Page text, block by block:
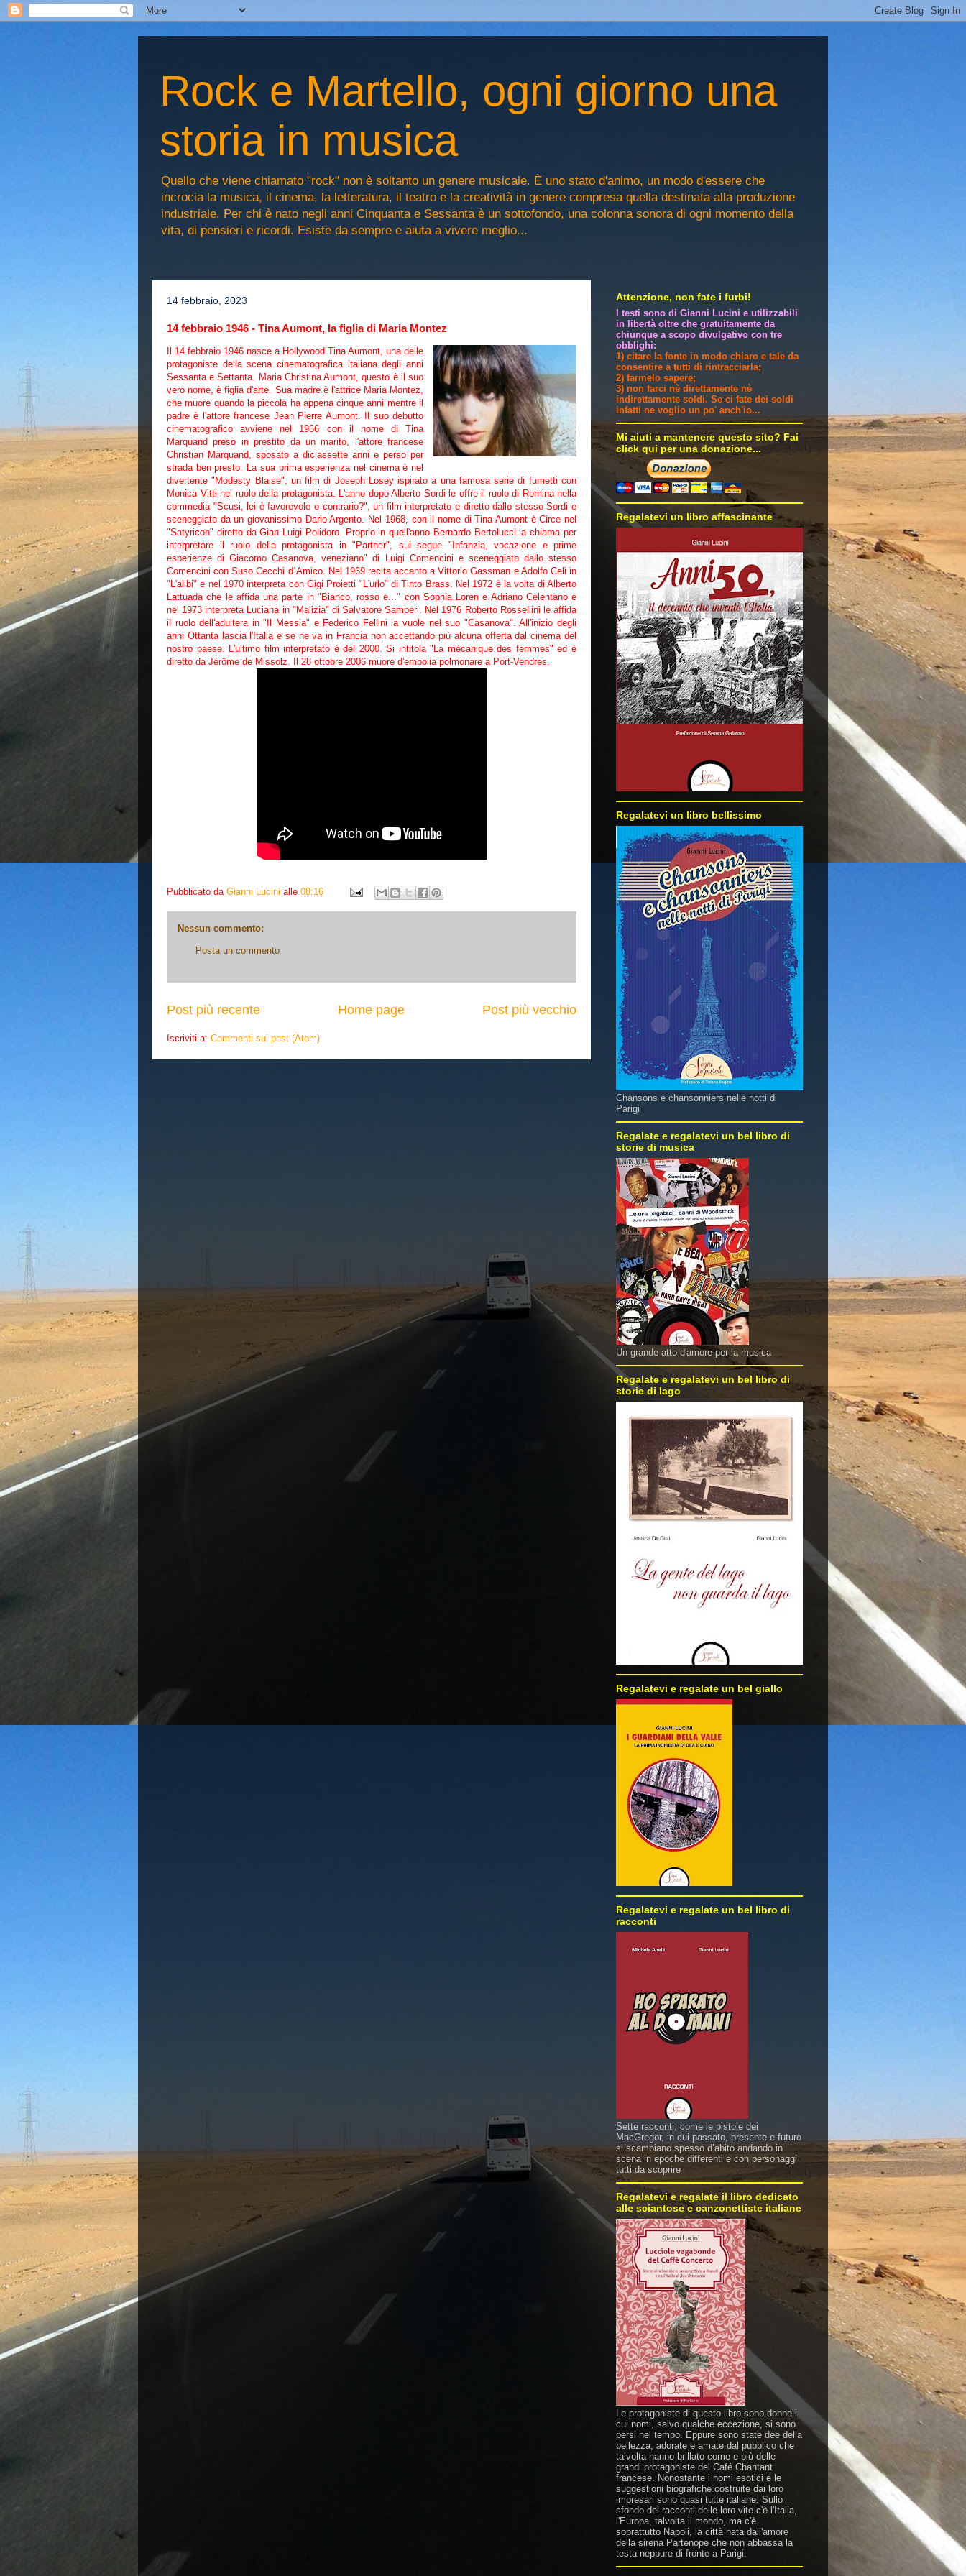
Rock e Martello, ogni giorno una
storia in musica
Quello che viene chiamato "rock" non è soltanto un genere musicale. È uno stato d'animo, un modo d'essere che
incrocia la musica, il cinema, la letteratura, il teatro e la creatività in genere compresa quella destinata alla produzione
industriale. Per chi è nato negli anni Cinquanta e Sessanta è un sottofondo, una colonna sonora di ogni momento della
vita, di pensieri e ricordi. Esiste da sempre e aiuta a vivere meglio...
14 febbraio, 2023
14 febbraio 1946 - Tina Aumont, la figlia di Maria Montez
Il 14 febbraio 1946 nasce a Hollywood Tina Aumont, una delle
protagoniste della scena cinematografica italiana degli anni
Sessanta e Settanta. Maria Christina Aumont, questo è il suo
vero nome, è figlia d'arte. Sua madre è l'attrice Maria Montez,
che muore quando la piccola ha appena cinque anni mentre il
padre è l'attore francese Jean Pierre Aumont. Il suo debutto
cinematografico avviene nel 1966 con il nome di Tina
Marquand preso in prestito da un marito, l'attore francese
Christian Marquand, sposato a diciassette anni e perso per
strada ben presto. La sua prima esperienza nel cinema è nel
divertente "Modesty Blaise", un film di Joseph Losey ispirato a una famosa serie di fumetti con
Monica Vitti nel ruolo della protagonista. L'anno dopo Alberto Sordi le offre il ruolo di Romina nella
commedia "Scusi, lei è favorevole o contrario?", un film interpretato e diretto dallo stesso Sordi e
sceneggiato da un giovanissimo Dario Argento. Nel 1968, con il nome di Tina Aumont è Circe nel
"Satyricon" diretto da Gian Luigi Polidoro. Proprio in quell'anno Bernardo Bertolucci la chiama per
interpretare il ruolo della protagonista in "Partner", sui segue "Infanzia, vocazione e prime
esperienze di Giacomo Casanova, veneziano" di Luigi Comencini e sceneggiato dallo stesso
Comencini con Suso Cecchi d´Amico. Nel 1969 recita accanto a Vittorio Gassman e Adolfo Celi in
"L'alibi" e nel 1970 interpreta con Gigi Proietti "L'urlo" di Tinto Brass. Nel 1972 è la volta di Alberto
Lattuada che le affida una parte in "Bianco, rosso e..." con Sophia Loren e Adriano Celentano e
nel 1973 interpreta Luciana in "Malizia" di Salvatore Samperi. Nel 1976 Roberto Rossellini le affida
il ruolo dell'adultera in "Il Messia" e Federico Fellini la vuole nel suo "Casanova". All'inizio degli
anni Ottanta lascia l'Italia e se ne va in Francia non accettando più alcuna offerta dal cinema del
nostro paese. L'ultimo film interpretato è del 2000. Si intitola "La mécanique des femmes" ed è
diretto da Jérôme de Missolz. Il 28 ottobre 2006 muore d'embolia polmonare a Port-Vendres.
Pubblicato da Gianni Lucini alle 08:16
Nessun commento:
Posta un commento
Post più recente Post più vecchio
Home page
Iscriviti a: Commenti sul post (Atom)
Attenzione, non fate i furbi!
I testi sono di Gianni Lucini e utilizzabili
in libertà oltre che gratuitamente da
chiunque a scopo divulgativo con tre
obblighi:
1) citare la fonte in modo chiaro e tale da
consentire a tutti di rintracciarla;
2) farmelo sapere;
3) non farci nè direttamente nè
indirettamente soldi. Se ci fate dei soldi
infatti ne voglio un po' anch'io...
Mi aiuti a mantenere questo sito? Fai
click qui per una donazione...
Regalatevi un libro affascinante
Regalatevi un libro bellissimo
Chansons e chansonniers nelle notti di
Parigi
Regalate e regalatevi un bel libro di
storie di musica
Un grande atto d'amore per la musica
Regalate e regalatevi un bel libro di
storie di lago
Regalatevi e regalate un bel giallo
Regalatevi e regalate un bel libro di
racconti
Sette racconti, come le pistole dei
MacGregor, in cui passato, presente e futuro
si scambiano spesso d’abito andando in
scena in epoche differenti e con personaggi
tutti da scoprire
Regalatevi e regalate il libro dedicato
alle sciantose e canzonettiste italiane
Le protagoniste di questo libro sono donne i
cui nomi, salvo qualche eccezione, si sono
persi nel tempo. Eppure sono state dee della
bellezza, adorate e amate dal pubblico che
talvolta hanno brillato come e più delle
grandi protagoniste del Café Chantant
francese. Nonostante i nomi esotici e le
suggestioni biografiche costruite dai loro
impresari sono quasi tutte italiane. Sullo
sfondo dei racconti delle loro vite c'è l'Italia,
l'Europa, talvolta il mondo, ma c'è
soprattutto Napoli, la città nata dall'amore
della sirena Partenope che non abbassa la
testa neppure di fronte a Parigi.